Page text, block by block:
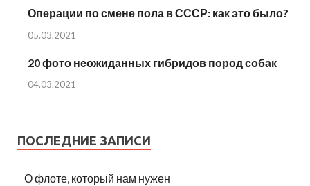
Операции по смене пола в СССР: как это было?
05.03.2021
20 фото неожиданных гибридов пород собак
04.03.2021
ПОСЛЕДНИЕ ЗАПИСИ
О флоте, который нам нужен